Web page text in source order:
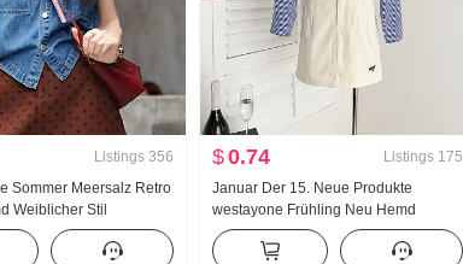
Listings 356
Sommer Meersalz Retro
Weiblicher Stil
tragen Design Gefühl
$0.74 Listings 175
Januar Der 15. Neue Produkte
westayone Frühling Neu Hemd
Frauen Design Gefühl Han Abteilung
Pendeln Vielseitig kombinierbar